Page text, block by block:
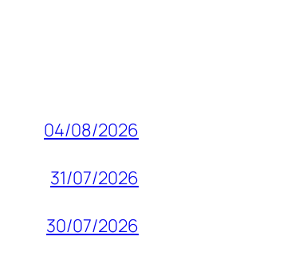
04/08/2026
31/07/2026
30/07/2026